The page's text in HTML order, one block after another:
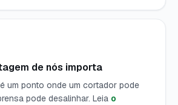
de nós importa
um ponto onde um cortador pode
pode desalinhar. Leia o